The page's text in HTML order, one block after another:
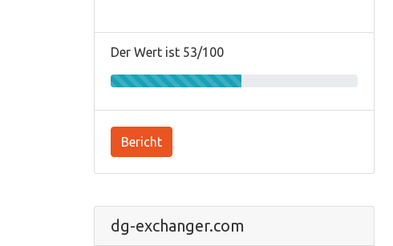
Der Wert ist 53/100
Bericht
dg-exchanger.com